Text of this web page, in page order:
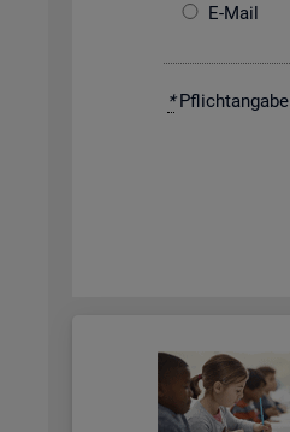
E-Mail
*Pflicht­an­ga­be